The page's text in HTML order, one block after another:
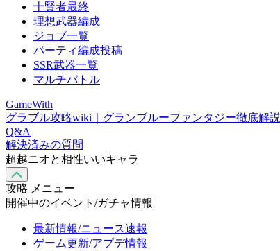
十賢者最終
理想武器編成
ジョブ一覧
パーティ編成投稿
SSR武器一覧
マルチバトル
GameWith
グラブル攻略wiki｜グランブルーファンタジー徹底解説
Q&A
解決済みの質問
超越ニオと相性いいキャラ
攻略 メニュー
開催中のイベント/ガチャ情報
最新情報/ニュース速報
ゲーム更新/アプデ情報